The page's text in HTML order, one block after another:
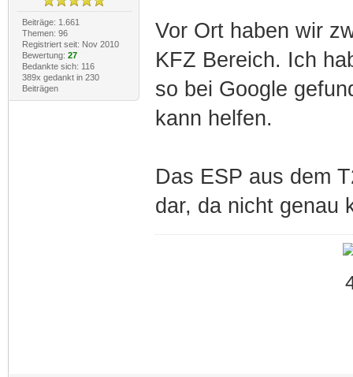
Beiträge: 1.661
Themen: 96
Registriert seit: Nov 2010
Bewertung: 27
Bedankte sich: 116
389x gedankt in 230
Beiträgen
Vor Ort haben wir
KFZ Bereich. Ich
so bei Google
kann helfen.
Das ESP aus dem
dar, da nicht genau